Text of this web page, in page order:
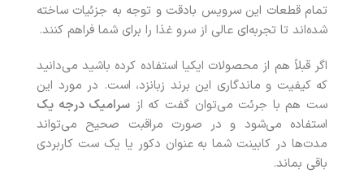
تمام قطعات این سرویس بادقت و توجه به جزئیات ساخته
شده‌اند تا تجربه‌ای عالی از سرو غذا را برای شما فراهم کنند.
اگر قبلاً هم از محصولات ایکیا استفاده کرده باشید می‌دانید
که کیفیت و ماندگاری این برند زبانزد، است. در مورد این
ست هم با جرئت می‌توان گفت که از سرامیک درجه یک
استفاده می‌شود و در صورت مراقبت صحیح می‌تواند
مدت‌ها در کابینت شما به‌ عنوان دکور یا یک ست کاربردی
باقی بماند.